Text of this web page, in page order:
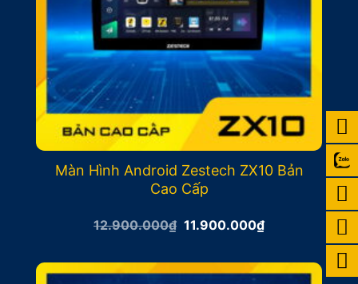
Màn Hình Android Zestech ZX10 Bản
Cao Cấp
12.900.000₫ Giá
12.900.000₫.
11.900.000₫Giá
hiện
là:
11.900.000₫.